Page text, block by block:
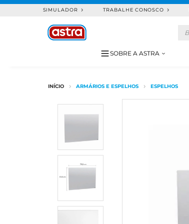
SIMULADOR TRABALHE CONOSCO
SOBRE A ASTRA
ARMÁRIOS E ESPELHOS ESPELHOS